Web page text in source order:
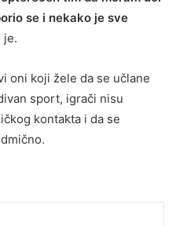
se i nekako je sve
je.
oni koji žele da se učlane
sport, igrači nisu
kontakta i da se